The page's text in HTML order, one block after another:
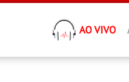
AO VIVO